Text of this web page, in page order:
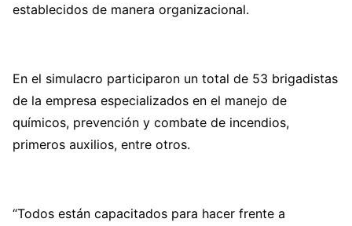
establecidos de manera organizacional.
En el simulacro participaron un total de 53 brigadistas
de la empresa especializados en el manejo de
químicos, prevención y combate de incendios,
primeros auxilios, entre otros.
“Todos están capacitados para hacer frente a